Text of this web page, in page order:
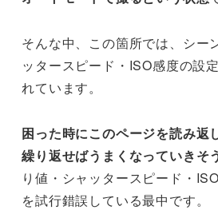
そんな中、この箇所では、シー
ッタースピード・ISO感度の設
れています。
困った時にこのページを読み返
繰り返せばうまくなっていきそう
り値・シャッタースピード・
を試行錯誤している最中です。